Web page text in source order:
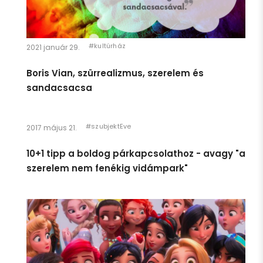
Egészen pár héttel ezelőttig úgy éreztem, hogy én egy
gyerek vagyok. Azt hiszem, ennek megfelelően viselkedtem,
és így is kezeltek.
Persze így is van: anyám lánya vagyok, ami rendkívüli
2021 január 29. #kultúrház
Boris Vian, szürrealizmus, szerelem és
sandacsacsa
2017 május 21. #szubjektEve
10+1 tipp a boldog párkapcsolathoz - avagy "a
szerelem nem fenékig vidámpark"